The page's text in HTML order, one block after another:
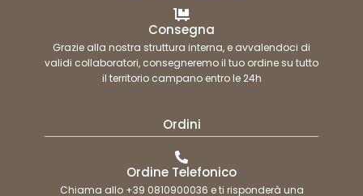
Consegna
Grazie alla nostra struttura interna, e avvalendoci di
validi collaboratori, consegneremo il tuo ordine su tutto
il territorio campano entro le 24h
Ordini
Ordine Telefonico
Chiama allo +39 0810900036 e ti risponderà una